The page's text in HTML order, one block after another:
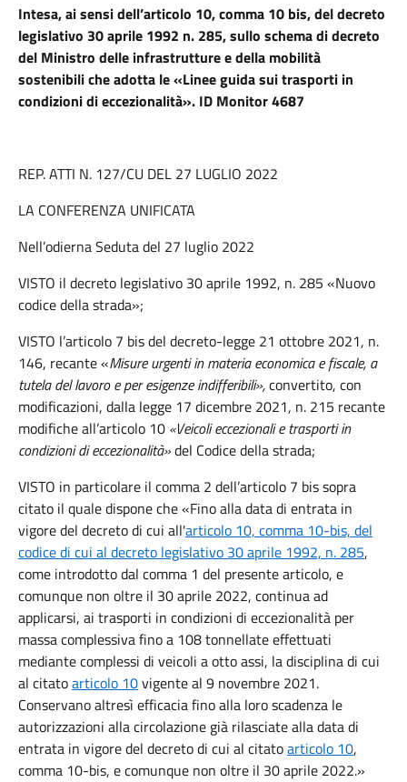
Intesa, ai sensi dell’articolo 10, comma 10 bis, del decreto
legislativo 30 aprile 1992 n. 285, sullo schema di decreto
del Ministro delle infrastrutture e della mobilità
sostenibili che adotta le «Linee guida sui trasporti in
condizioni di eccezionalità». ID Monitor 4687
REP. ATTI N. 127/CU DEL 27 LUGLIO 2022
LA CONFERENZA UNIFICATA
Nell’odierna Seduta del 27 luglio 2022
VISTO il decreto legislativo 30 aprile 1992, n. 285 «Nuovo
codice della strada»;
VISTO l’articolo 7 bis del decreto-legge 21 ottobre 2021, n.
146, recante «Misure urgenti in materia economica e fiscale, a
tutela del lavoro e per esigenze indifferibili»,convertito, con
modificazioni, dalla legge 17 dicembre 2021, n. 215 recante
modifiche all’articolo 10 «Veicoli eccezionali e trasporti in
condizioni di eccezionalità»del Codice della strada;
VISTO in particolare il comma 2 dell’articolo 7 bis sopra
citato il quale dispone che «Fino alla data di entrata in
vigore del decreto di cui all'articolo 10, comma 10-bis, del
codice di cui al decreto legislativo 30 aprile 1992, n. 285,
come introdotto dal comma 1 del presente articolo, e
comunque non oltre il 30 aprile 2022, continua ad
applicarsi, ai trasporti in condizioni di eccezionalità per
massa complessiva fino a 108 tonnellate effettuati
mediante complessi di veicoli a otto assi, la disciplina di cui
al citatoarticolo 10vigente al 9 novembre 2021.
Conservano altresì efficacia fino alla loro scadenza le
autorizzazioni alla circolazione già rilasciate alla data di
entrata in vigore del decreto di cui al citatoarticolo 10,
comma 10-bis, e comunque non oltre il 30 aprile 2022.»